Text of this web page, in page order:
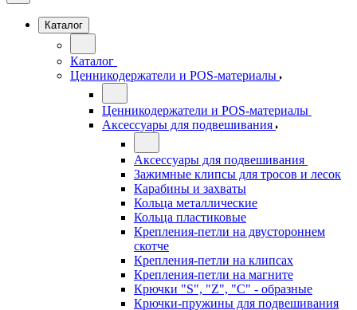
Каталог
Каталог
Ценникодержатели и POS-материалы
Ценникодержатели и POS-материалы
Аксессуары для подвешивания
Аксессуары для подвешивания
Зажимные клипсы для тросов и лесок
Карабины и захваты
Кольца металлические
Кольца пластиковые
Крепления-петли на двустороннем
скотче
Крепления-петли на клипсах
Крепления-петли на магните
Крючки "S", "Z", "C" - образные
Крючки-пружины для подвешивания